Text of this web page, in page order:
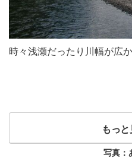
時々浅瀬だったり川幅が広か
もっと
写真：